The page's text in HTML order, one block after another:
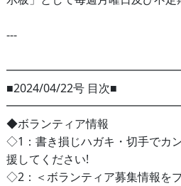
---
■2024/04/22号 目次■
◆ボランティア情報
◇1：書き損じハガキ・切手でカ
援してください!
◇2：＜ボランティア募集情報を